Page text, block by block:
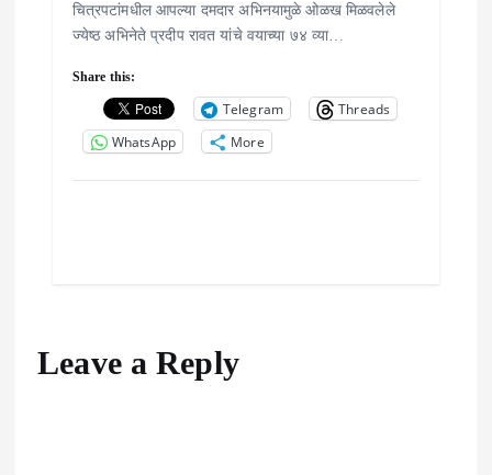
चित्रपटांमधील आपल्या दमदार अभिनयामुळे ओळख मिळवलेले
ज्येष्ठ अभिनेते प्रदीप रावत यांचे वयाच्या ७४ व्या…
Share this:
Telegram
Threads
WhatsApp
More
Leave a Reply